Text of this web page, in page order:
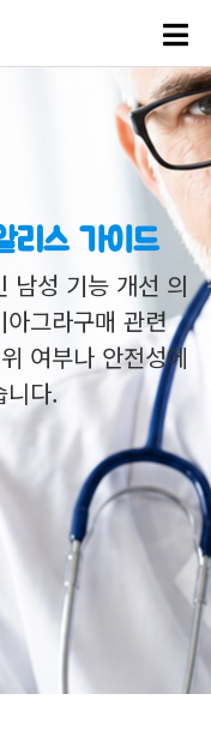
리스 가이드
남성 기능 개선 의
그라구매 관련
여부나 안전성에
니다.